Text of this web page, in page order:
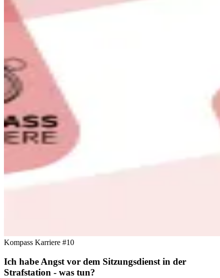
Kompass Karriere #10
Ich habe Angst vor dem Sitzungsdienst in der
Strafstation - was tun?